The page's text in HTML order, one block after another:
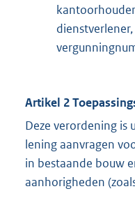
Artikel 2
Deze verordening is
lening aanvragen
in bestaande bouw
aanhorigheden